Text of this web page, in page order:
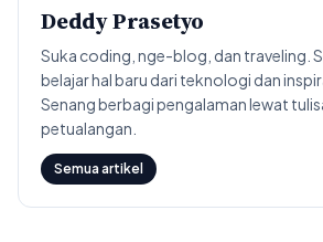
Deddy Prasetyo
Suka coding, nge-blog, dan traveling.
belajar hal baru dari teknologi dan
Senang berbagi pengalaman lewat
petualangan.
Semua artikel